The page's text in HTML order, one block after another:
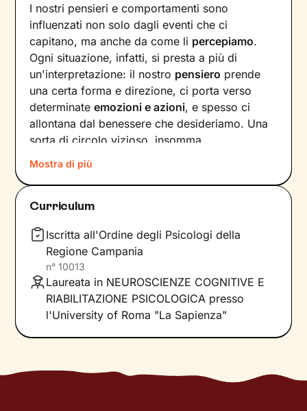
I nostri pensieri e comportamenti sono
influenzati non solo dagli eventi che ci
capitano, ma anche da come li percepiamo.
Ogni situazione, infatti, si presta a più di
un'interpretazione: il nostro pensiero prende
una certa forma e direzione, ci porta verso
determinateemozioni e azioni, e spesso ci
allontana dal benessere che desideriamo. Una
sorta di circolo vizioso, insomma.
Si può interrompere questo circuito,
innescando uncambiamento che porti a una
maggiore serenità
comportamenti che lo generano.
Il mio compito sarà quello di accompagnarti in
questo processo, aiutandoti prima di tutto a
diventareconsapevole di tutto quelloche
influenza l'interpretazione degli eventi della tua
vita. Ti insegnerò a
potenziare le tue risorse
acquisire nuove abilità e raggiungere obiettivi
con i tuoi bisogni e valori.
Mostra di più
Curriculum
Iscritta all'Ordine degli Psicologi della
Regione Campania
n° 10013
Laureata in NEUROSCIENZE COGNITIVE E
RIABILITAZIONE PSICOLOGICA presso
l'University of Roma "La Sapienza"